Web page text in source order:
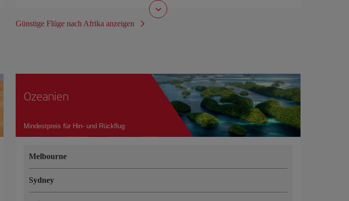
Günstige Flüge nach Afrika anzeigen
Ozeanien
Mindestpreis für Hin- und Rückflug
Melbourne
Sydney